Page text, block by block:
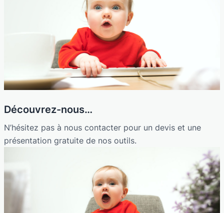
Découvrez-nous…
N’hésitez pas à nous contacter pour un devis et une
présentation gratuite de nos outils.